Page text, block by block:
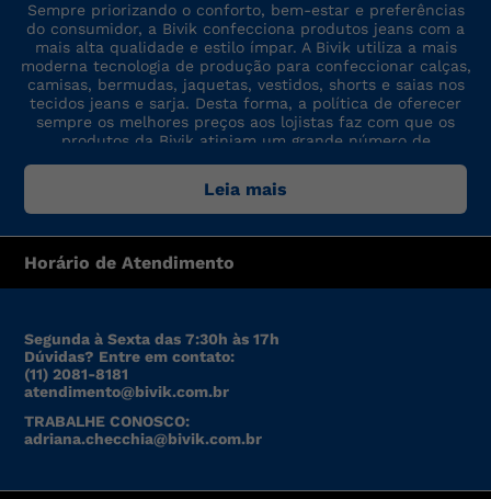
Sempre priorizando o conforto, bem-estar e preferências
do consumidor, a Bivik confecciona produtos jeans com a
mais alta qualidade e estilo ímpar. A Bivik utiliza a mais
moderna tecnologia de produção para confeccionar calças,
camisas, bermudas, jaquetas, vestidos, shorts e saias nos
tecidos jeans e sarja. Desta forma, a política de oferecer
sempre os melhores preços aos lojistas faz com que os
produtos da Bivik atinjam um grande número de
qualidade e modelo altamente competitivos.
Leia mais
Horário de Atendimento
Segunda à Sexta das 7:30h às 17h
Dúvidas? Entre em contato:
(11) 2081-8181
atendimento@bivik.com.br
TRABALHE CONOSCO:
adriana.checchia@bivik.com.br